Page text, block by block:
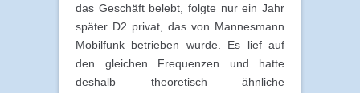
das Geschäft belebt, folgte nur ein Jahr
später D2 privat, das von Mannesmann
Mobilfunk betrieben wurde. Es lief auf
den gleichen Frequenzen und hatte
deshalb theoretisch ähnliche